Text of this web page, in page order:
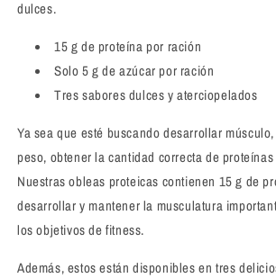
dulces.
15 g de proteína por ración
Solo 5 g de azúcar por ración
Tres sabores dulces y aterciopelados
Ya sea que esté buscando desarrollar
peso, obtener la cantidad correcta de
Nuestras obleas proteicas contienen 15 g de
desarrollar y mantener la musculatura
los objetivos de fitness.
Además, estos están disponibles en tres